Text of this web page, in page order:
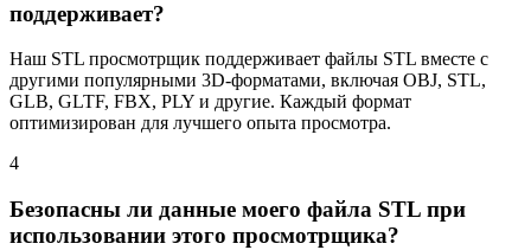
поддерживает?
Наш STL просмотрщик поддерживает файлы STL вместе с
другими популярными 3D-форматами, включая OBJ, STL,
GLB, GLTF, FBX, PLY и другие. Каждый формат
оптимизирован для лучшего опыта просмотра.
4
Безопасны ли данные моего файла STL при
использовании этого просмотрщика?